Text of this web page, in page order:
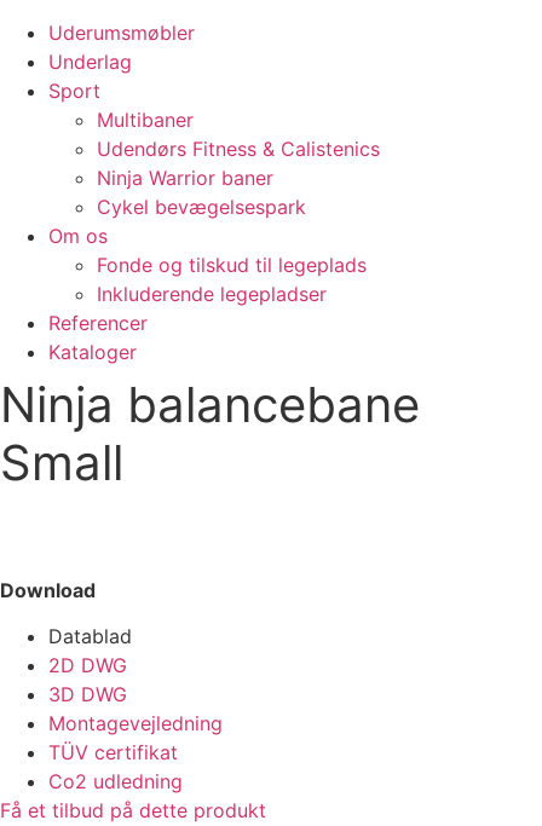
Uderumsmøbler
Underlag
Sport
Multibaner
Udendørs Fitness & Calistenics
Ninja Warrior baner
Cykel bevægelsespark
Om os
Fonde og tilskud til legeplads
Inkluderende legepladser
Referencer
Kataloger
Ninja balancebane
Small
Download
Datablad
2D DWG
3D DWG
Montagevejledning
TÜV certifikat
Co2 udledning
Få et tilbud på dette produkt